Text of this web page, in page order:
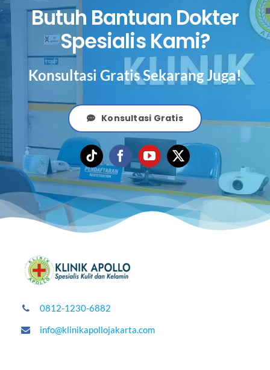
Butuh Bantuan Dokter
Spesialis Kami?
Konsultasi Gratis Sekarang Juga!
Konsultasi Gratis
0812-1230-6882
info@klinikapollojakarta.com